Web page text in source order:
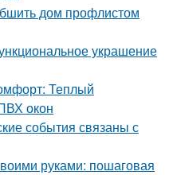
дом профлистом
украшение
Теплый
окон
события связаны с
руками: пошаговая